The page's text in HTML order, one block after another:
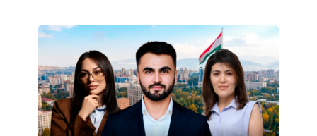
ВНЕШНЕГО
ВИДА
НОВОГО
УСТРОЙСТВА
ОТ
OPENAI